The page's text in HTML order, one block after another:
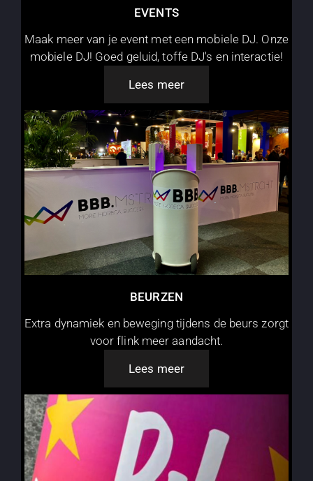
EVENTS
Maak meer van je event met een mobiele DJ. Onze
mobiele DJ! Goed geluid, toffe DJ's en interactie!
Lees meer
BEURZEN
Extra dynamiek en beweging tijdens de beurs zorgt
voor flink meer aandacht.
Lees meer